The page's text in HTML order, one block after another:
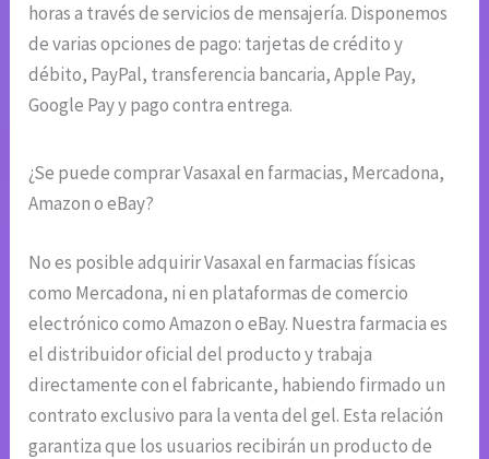
horas a través de servicios de mensajería. Disponemos
de varias opciones de pago: tarjetas de crédito y
débito, PayPal, transferencia bancaria, Apple Pay,
Google Pay y pago contra entrega.
¿Se puede comprar Vasaxal en farmacias, Mercadona,
Amazon o eBay?
No es posible adquirir Vasaxal en farmacias físicas
como Mercadona, ni en plataformas de comercio
electrónico como Amazon o eBay. Nuestra farmacia es
el distribuidor oficial del producto y trabaja
directamente con el fabricante, habiendo firmado un
contrato exclusivo para la venta del gel. Esta relación
garantiza que los usuarios recibirán un producto de